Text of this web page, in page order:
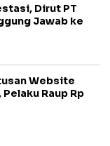
Dirut PT
Jawab ke
Website
Raup Rp